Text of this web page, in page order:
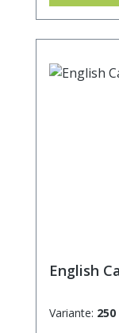
English
Variante: